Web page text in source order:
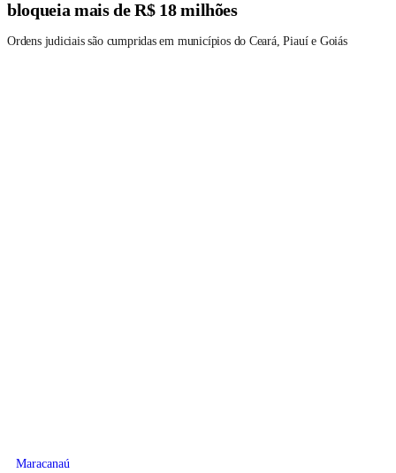
bloqueia mais de R$ 18 milhões
Ordens judiciais são cumpridas em municípios do Ceará, Piauí e Goiás
Maracanaú